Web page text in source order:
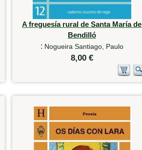
A freguesía rural de Santa María de
Bendilló
: Nogueira Santiago, Paulo
8,00 €